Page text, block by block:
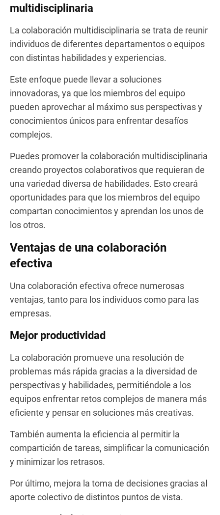
multidisciplinaria
La colaboración multidisciplinaria se trata de reunir
individuos de diferentes departamentos o equipos
con distintas habilidades y experiencias.
Este enfoque puede llevar a soluciones
innovadoras, ya que los miembros del equipo
pueden aprovechar al máximo sus perspectivas y
conocimientos únicos para enfrentar desafíos
complejos.
Puedes promover la colaboración multidisciplinaria
creando proyectos colaborativos que requieran de
una variedad diversa de habilidades. Esto creará
oportunidades para que los miembros del equipo
compartan conocimientos y aprendan los unos de
los otros.
Ventajas de una colaboración
efectiva
Una colaboración efectiva ofrece numerosas
ventajas, tanto para los individuos como para las
empresas.
Mejor productividad
La colaboración promueve una resolución de
problemas más rápida gracias a la diversidad de
perspectivas y habilidades, permitiéndole a los
equipos enfrentar retos complejos de manera más
eficiente y pensar en soluciones más creativas.
También aumenta la eficiencia al permitir la
compartición de tareas, simplificar la comunicación
y minimizar los retrasos.
Por último, mejora la toma de decisiones gracias al
aporte colectivo de distintos puntos de vista.